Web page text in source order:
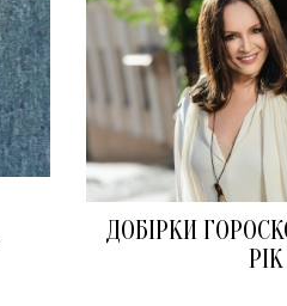
ДОБІРКИ
РІК